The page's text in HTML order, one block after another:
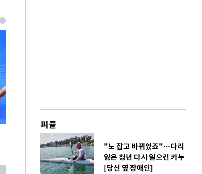
청와대 일주일
피플
"노 잡고 바뀌었죠"…다리
잃은 청년 다시 일으킨 카누
[당신 옆 장애인]